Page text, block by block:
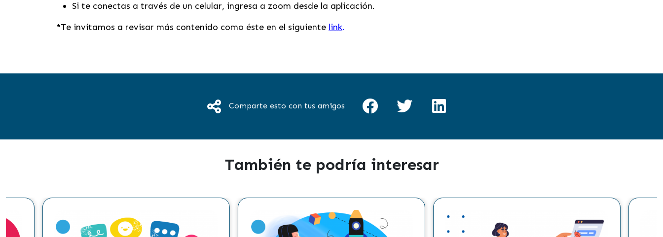
Si te conectas a través de un celular, ingresa a zoom desde la aplicación.
*Te invitamos a revisar más contenido como éste en el siguiente link.
Comparte esto con tus amigos
También te podría interesar